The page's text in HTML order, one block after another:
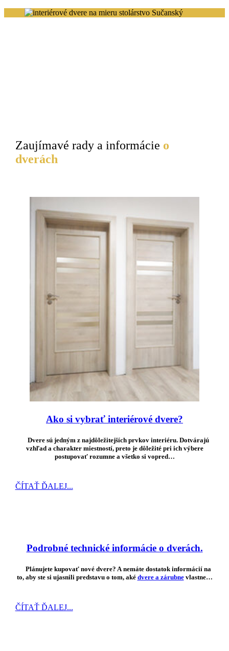
Zaujímavé rady a informácie o
dverách
Ako si vybrať interiérové dvere?
Dvere sú jedným z najdôležitejších prvkov interiéru. Dotvárajú
vzhľad a charakter miestností, preto je dôležité pri ich výbere
postupovať rozumne a všetko si vopred…
ČÍTAŤ ĎALEJ...
Podrobné technické informácie o dverách.
Plánujete kupovať nové dvere? A nemáte dostatok informácií na
to, aby ste si ujasnili predstavu o tom, aké dvere a zárubnevlastne…
ČÍTAŤ ĎALEJ...